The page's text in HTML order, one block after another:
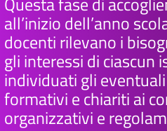
all’inizio dell’anno
docenti rilevano i
gli interessi di ciascun
individuati gli
formativi e chiariti ai
organizzativi e